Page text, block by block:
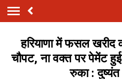
हरियाणा में फसल खरीद
चौपट, ना वक्त पर पेमेंट
रुका : दुष्यंत